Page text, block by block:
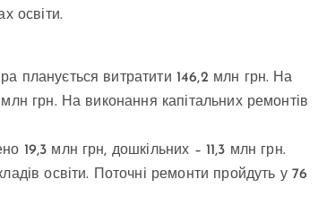
освіти.
планується витратити 146,2 млн грн. На
млн грн. На виконання капітальних ремонтів
19,3 млн грн, дошкільних – 11,3 млн грн.
освіти. Поточні ремонти пройдуть у 76